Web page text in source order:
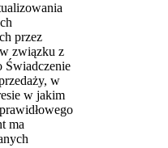
przez
związku z
Świadczenie
w
w jakim
ma